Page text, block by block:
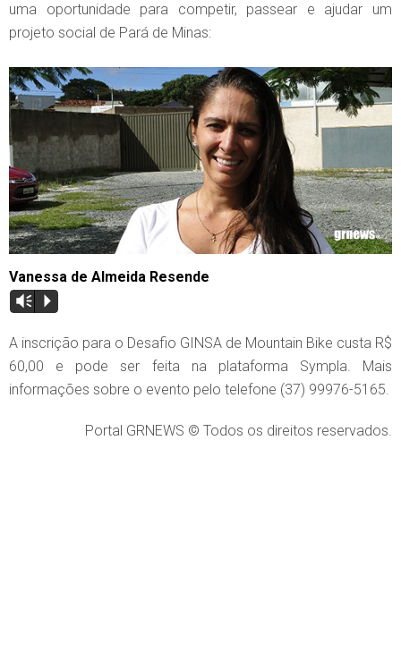
uma oportunidade para competir, passear e ajudar um
projeto social de Pará de Minas:
Vanessa de Almeida Resende
Vm P
A inscrição para o Desafio GINSA de Mountain Bike custa R$
60,00 e pode ser feita na plataforma Sympla. Mais
informações sobre o evento pelo telefone (37) 99976-5165.
Portal GRNEWS © Todos os direitos reservados.